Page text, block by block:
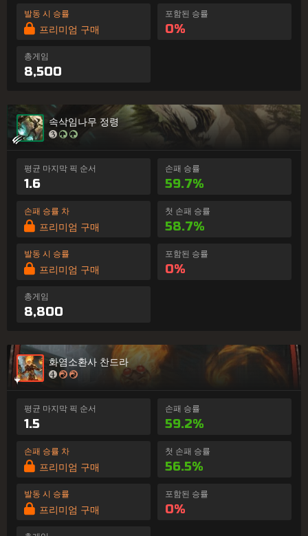
발동 시 승률
프리미엄 구매
포함된 승률
0%
총게임
8,500
속삭임나무 정령
평균 마지막 픽 순서
1.6
손패 승률
59.7%
손패 승률 차
프리미엄 구매
첫 손패 승률
58.7%
발동 시 승률
프리미엄 구매
포함된 승률
0%
총게임
8,800
화염소환사 찬드라
평균 마지막 픽 순서
1.5
손패 승률
59.2%
손패 승률 차
프리미엄 구매
첫 손패 승률
56.5%
발동 시 승률
프리미엄 구매
포함된 승률
0%